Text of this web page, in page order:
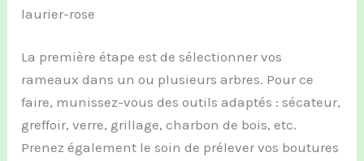
laurier-rose
La première étape est de sélectionner vos
rameaux dans un ou plusieurs arbres. Pour ce
faire, munissez-vous des outils adaptés : sécateur,
greffoir, verre, grillage, charbon de bois, etc.
Prenez également le soin de prélever vos boutures